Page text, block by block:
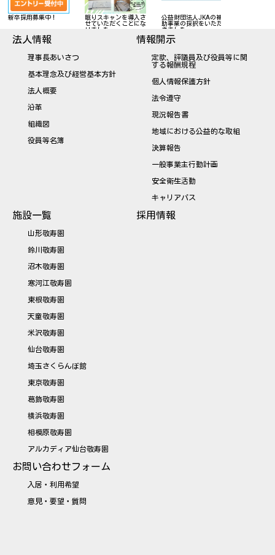
新卒採用募集中！
寄附のお
公益財団法人JKAの補
助事業の採択をいただ
眠りスキャンを導入さ
せていただくことにな
法人情報
理事長あいさつ
基本理念及び経営基本方針
法人概要
沿革
組織図
役員等名簿
情報開示
定款、評議員及び役員等に関
する報酬規程
個人情報保護方針
法令遵守
現況報告書
地域における公益的な取組
決算報告
一般事業主行動計画
安全衛生活動
キャリアパス
施設一覧
山形敬寿園
鈴川敬寿園
沼木敬寿園
寒河江敬寿園
東根敬寿園
天童敬寿園
米沢敬寿園
仙台敬寿園
埼玉さくらんぼ館
東京敬寿園
葛飾敬寿園
横浜敬寿園
相模原敬寿園
アルカディア仙台敬寿園
採用情報
お問い合わせフォーム
入居・利用希望
意見・要望・質問